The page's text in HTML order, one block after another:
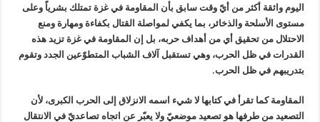
اليوم واثقة أكثر من أيّ وقت سابق بأن المقاومة في غزة تمتلك بشرياً وعلى
مستوى الأسلحة والذخائر، بما يكفي لمواصلة القتال بكفاءة ومهارة ومنع
الاحتلال من تحقيق أي من أهداف حربه، بل إن المقاومة في غزة تزيد هذه
القدرات في ظل الحرب، وهي تستقبل آلاف الشباب المتطوّعين الجدد وتقوم
بتدريبهم في ظل الحرب.
المقاومة كما تقرأ في كتابها لا شيء اسمه الانزلاق إلى الحرب الكبرى، لأن
التصعيد من طرفها هو تصعيد موضعيّ ولا يعبّر عن اتجاه تصاعديّ في الانتقال